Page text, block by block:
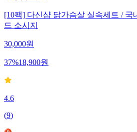
[10팩] 다신샵 닭가슴살 실속세트 / 국
드 소시지
30,000원
37%18,900원
4.6
(9)